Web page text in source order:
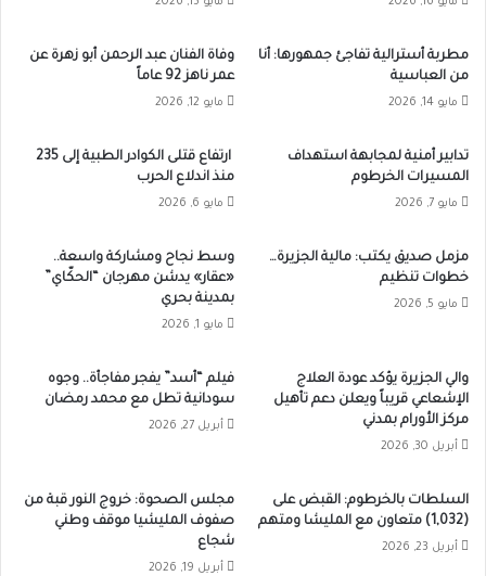
مطربة أسترالية تفاجئ جمهورها: أنا
من العباسية
مايو 14, 2026
وفاة الفنان عبد الرحمن أبو زهرة عن
عمر ناهز 92 عاماً
مايو 12, 2026
تدابير أمنية لمجابهة استهداف
المسيرات الخرطوم
مايو 7, 2026
ارتفاع قتلى الكوادر الطبية إلى 235
منذ اندلاع الحرب
مايو 6, 2026
مزمل صديق يكتب: مالية الجزيرة…
خطوات تنظيم
مايو 5, 2026
وسط نجاح ومشاركة واسعة..
«عقار» يدشن مهرجان “الحكّاي”
بمدينة بحري
مايو 1, 2026
والي الجزيرة يؤكد عودة العلاج
الإشعاعي قريباً ويعلن دعم تأهيل
مركز الأورام بمدني
أبريل 30, 2026
فيلم “أسد” يفجر مفاجأة.. وجوه
سودانية تطل مع محمد رمضان
أبريل 27, 2026
السلطات بالخرطوم: القبض على
(1,032) متعاون مع المليشا ومتهم
أبريل 23, 2026
مجلس الصحوة: خروج النور قبة من
صفوف المليشيا موقف وطني
شجاع
أبريل 19, 2026